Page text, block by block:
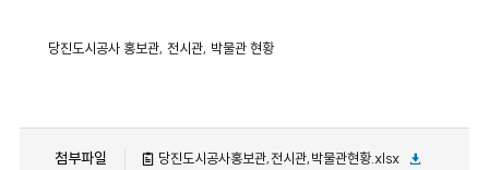
당진도시공사 홍보관, 전시관, 박물관 현황
첨부파일 당진도시공사홍보관,전시관,박물관현황.xlsx